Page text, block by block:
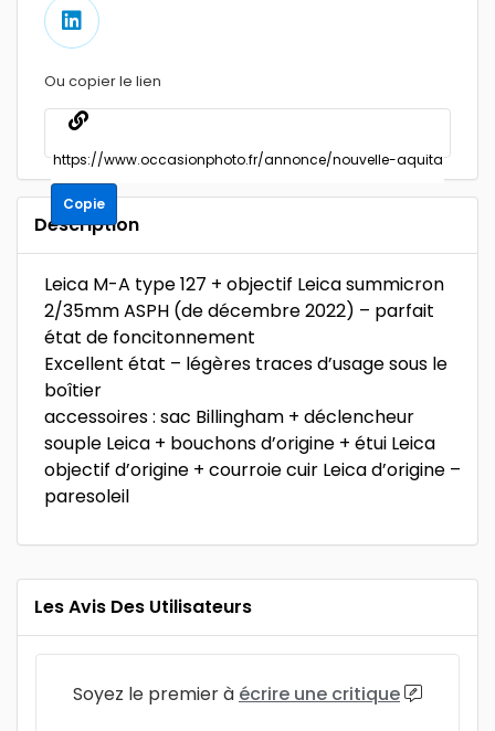
Ou copier le lien
Copie
Description
Leica M-A type 127 + objectif Leica summicron
2/35mm ASPH (de décembre 2022) – parfait
état de foncitonnement
Excellent état – légères traces d’usage sous le
boîtier
accessoires : sac Billingham + déclencheur
souple Leica + bouchons d’origine + étui Leica
objectif d’origine + courroie cuir Leica d’origine –
paresoleil
Les Avis Des Utilisateurs
Soyez le premier à écrire une critique